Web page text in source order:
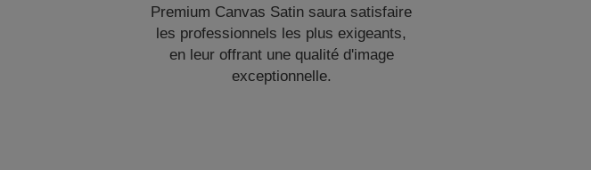
Premium Canvas Satin saura satisfaire
les professionnels les plus exigeants,
en leur offrant une qualité d'image
exceptionnelle.